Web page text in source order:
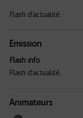
Flash d'actualité.
Emission
Flash info
Flash d'actualité.
Animateurs